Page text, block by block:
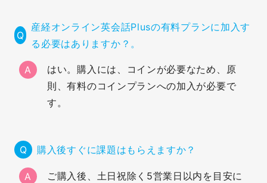
産経オンライン英会話Plusの有料プランに加入す
る必要はありますか？。
A
はい。購入には、コインが必要なため、原
則、有料のコインプランへの加入が必要で
す。
購入後すぐに課題はもらえますか？
A
ご購入後、土日祝除く5営業日以内を目安に